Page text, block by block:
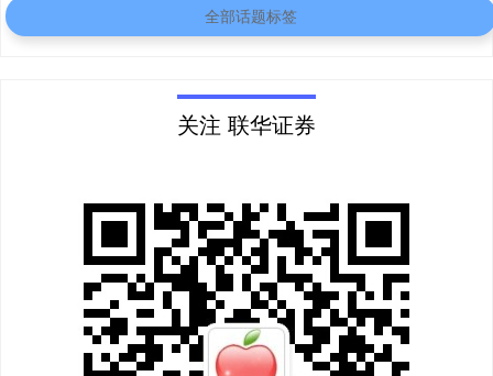
全部话题标签
关注 联华证券